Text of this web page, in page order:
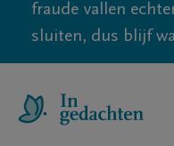
fraude vallen
sluiten, dus blijf